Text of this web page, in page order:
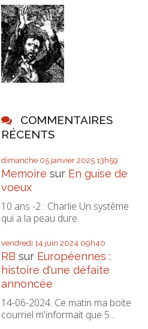
COMMENTAIRES
RÉCENTS
dimanche 05 janvier 2025 13h59
Memoire sur En guise de
voeux
10 ans -2 : Charlie Un système
qui a la peau dure.
vendredi 14 juin 2024 09h40
RB sur Européennes :
histoire d'une défaite
annoncée
14-06-2024. Ce matin ma boite
courriel m'informait que 5...